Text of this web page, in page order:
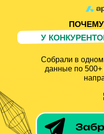
данные по 500+
ПОЧЕМУ
У КОНКУРЕНТОВ